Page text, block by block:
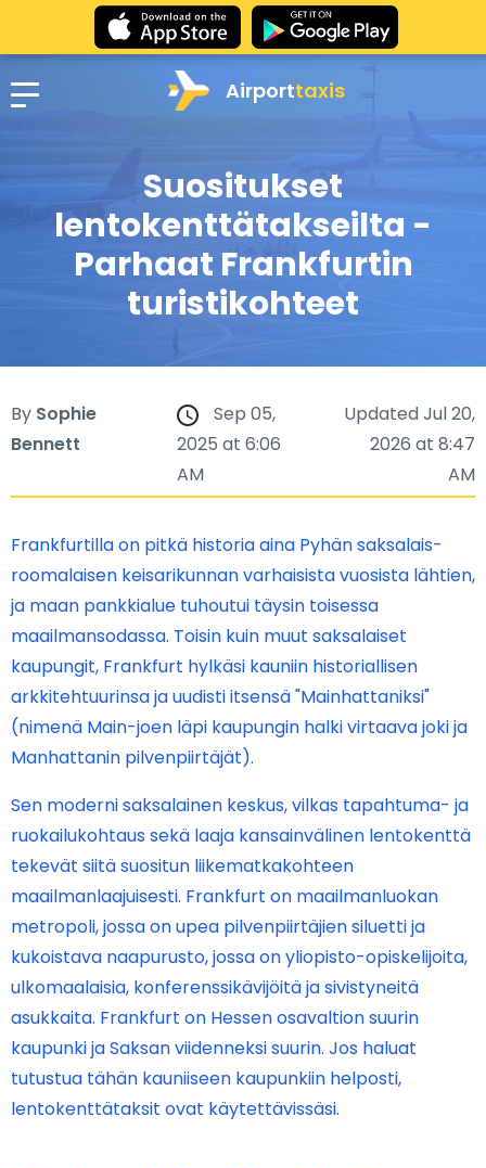
Airporttaxis
Suositukset
lentokenttätakseilta -
Parhaat Frankfurtin
turistikohteet
By Sophie
Bennett
Sep 05,
2025 at 6:06
AM
Updated Jul 20,
2026 at 8:47
AM
Frankfurtilla on pitkä historia aina Pyhän saksalais-
roomalaisen keisarikunnan varhaisista vuosista lähtien,
ja maan pankkialue tuhoutui täysin toisessa
maailmansodassa. Toisin kuin muut saksalaiset
kaupungit, Frankfurt hylkäsi kauniin historiallisen
arkkitehtuurinsa ja uudisti itsensä "Mainhattaniksi"
(nimenä Main-joen läpi kaupungin halki virtaava joki ja
Manhattanin pilvenpiirtäjät).
Sen moderni saksalainen keskus, vilkas tapahtuma- ja
ruokailukohtaus sekä laaja kansainvälinen lentokenttä
tekevät siitä suositun liikematkakohteen
maailmanlaajuisesti. Frankfurt on maailmanluokan
metropoli, jossa on upea pilvenpiirtäjien siluetti ja
kukoistava naapurusto, jossa on yliopisto-opiskelijoita,
ulkomaalaisia, konferenssikävijöitä ja sivistyneitä
asukkaita. Frankfurt on Hessen osavaltion suurin
kaupunki ja Saksan viidenneksi suurin. Jos haluat
tutustua tähän kauniiseen kaupunkiin helposti,
lentokenttätaksit ovat käytettävissäsi.